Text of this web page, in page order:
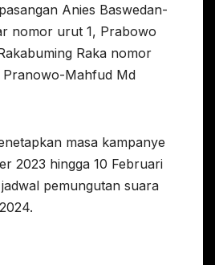
Anies Baswedan-
nomor urut 1, Prabowo
Raka nomor
Pranowo-Mahfud Md
masa kampanye
2023 hingga 10 Februari
pemungutan suara